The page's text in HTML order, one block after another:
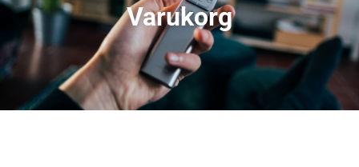
Varukorg